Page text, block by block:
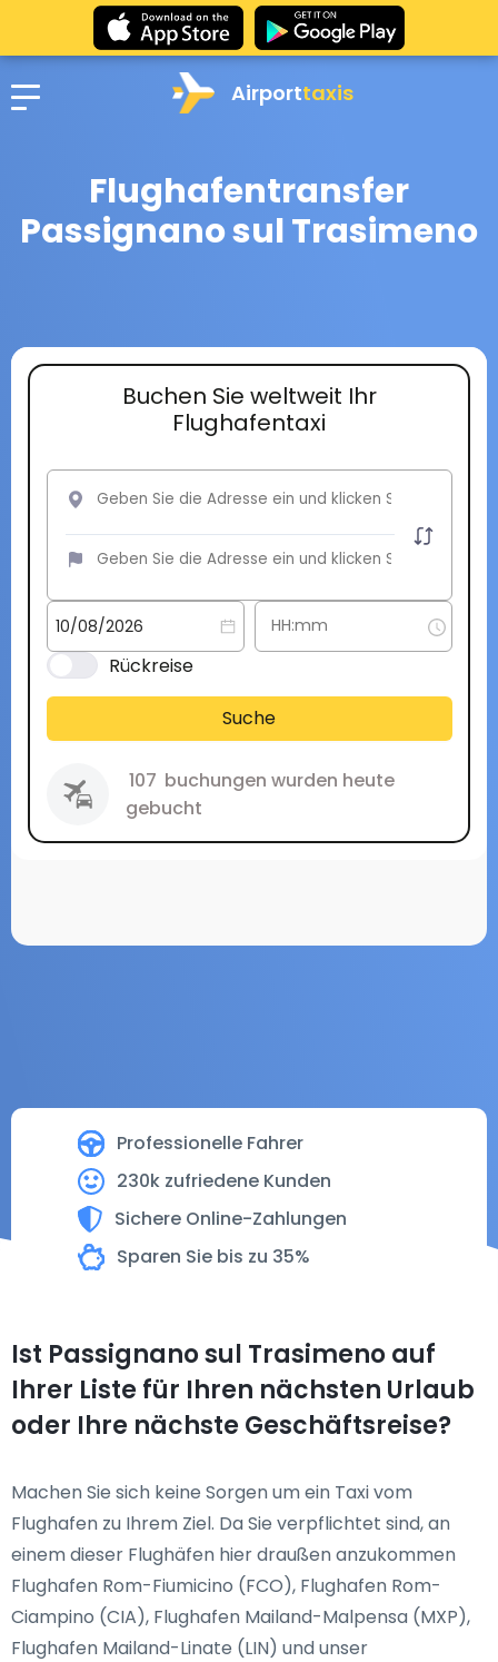
Airporttaxis
Flughafentransfer
Passignano sul Trasimeno
Professionelle Fahrer
230k zufriedene Kunden
Sichere Online-Zahlungen
Sparen Sie bis zu 35%
Buchen Sie weltweit Ihr
Flughafentaxi
Rückreise
Suche
107 buchungen wurden heute
gebucht
Ist Passignano sul Trasimeno auf
Ihrer Liste für Ihren nächsten Urlaub
oder Ihre nächste Geschäftsreise?
Machen Sie sich keine Sorgen um ein Taxi vom
Flughafen zu Ihrem Ziel. Da Sie verpflichtet sind, an
einem dieser Flughäfen hier draußen anzukommen
Flughafen Rom-Fiumicino (FCO), Flughafen Rom-
Ciampino (CIA), Flughafen Mailand-Malpensa (MXP),
Flughafen Mailand-Linate (LIN) und unser